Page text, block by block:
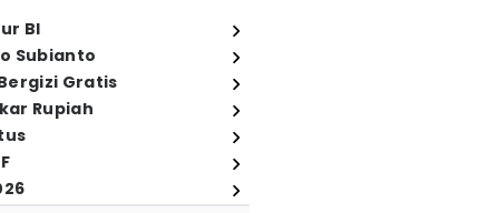
BI
Subianto
Gratis
Rupiah